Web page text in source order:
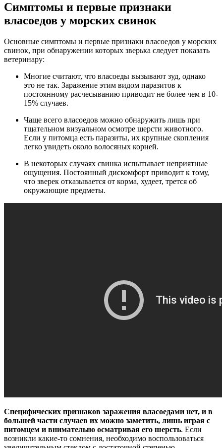
Симптомы и первые признаки
власоедов у морских свинок
Основные симптомы и первые признаки власоедов у морских
свинок, при обнаружении которых зверька следует показать
ветеринару:
Многие считают, что власоеды вызывают зуд, однако
это не так. Заражение этим видом паразитов к
постоянному расчесыванию приводит не более чем в 10-
15% случаев.
Чаще всего власоедов можно обнаружить лишь при
тщательном визуальном осмотре шерсти животного.
Если у питомца есть паразиты, их крупные скопления
легко увидеть около волосяных корней.
В некоторых случаях свинка испытывает неприятные
ощущения. Постоянный дискомфорт приводит к тому,
что зверек отказывается от корма, худеет, трется об
окружающие предметы.
Специфических признаков заражения власоедами нет, и в
большей части случаев их можно заметить, лишь играя с
питомцем и внимательно осматривая его шерсть. Если
возникли какие-то сомнения, необходимо воспользоваться